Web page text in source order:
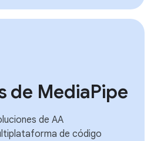
de MediaPipe
de AA
de código